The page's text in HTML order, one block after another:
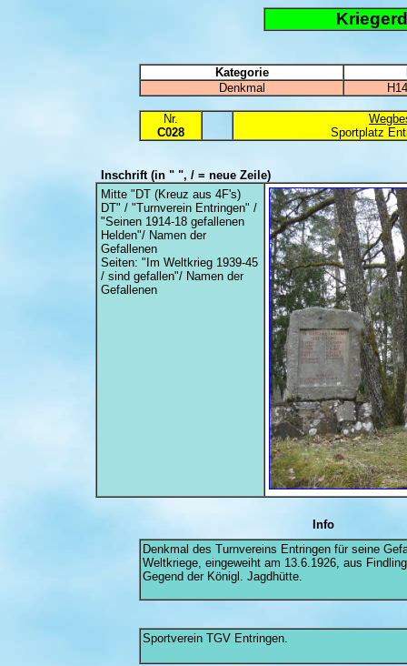
Kategorie
Denkmal
Nr.
C028
Sportplatz
Inschrift(in " ", / = neue Zeile)
Mitte "DT (Kreuz aus 4F's)
DT" / "Turnverein Entringen" /
"Seinen 1914-18 gefallenen
Helden"/ Namen der
Gefallenen
Seiten: "Im Weltkrieg 1939-45
/ sind gefallen"/ Namen der
Gefallenen
Info
Denkmal des Turnvereins Entringen für seine
Weltkriege, eingeweiht am 13.6.1926, aus
Gegend der Königl. Jagdhütte.
Sportverein TGV Entringen.